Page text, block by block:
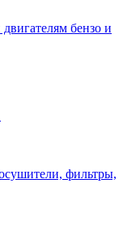
бензо и
фильтры,